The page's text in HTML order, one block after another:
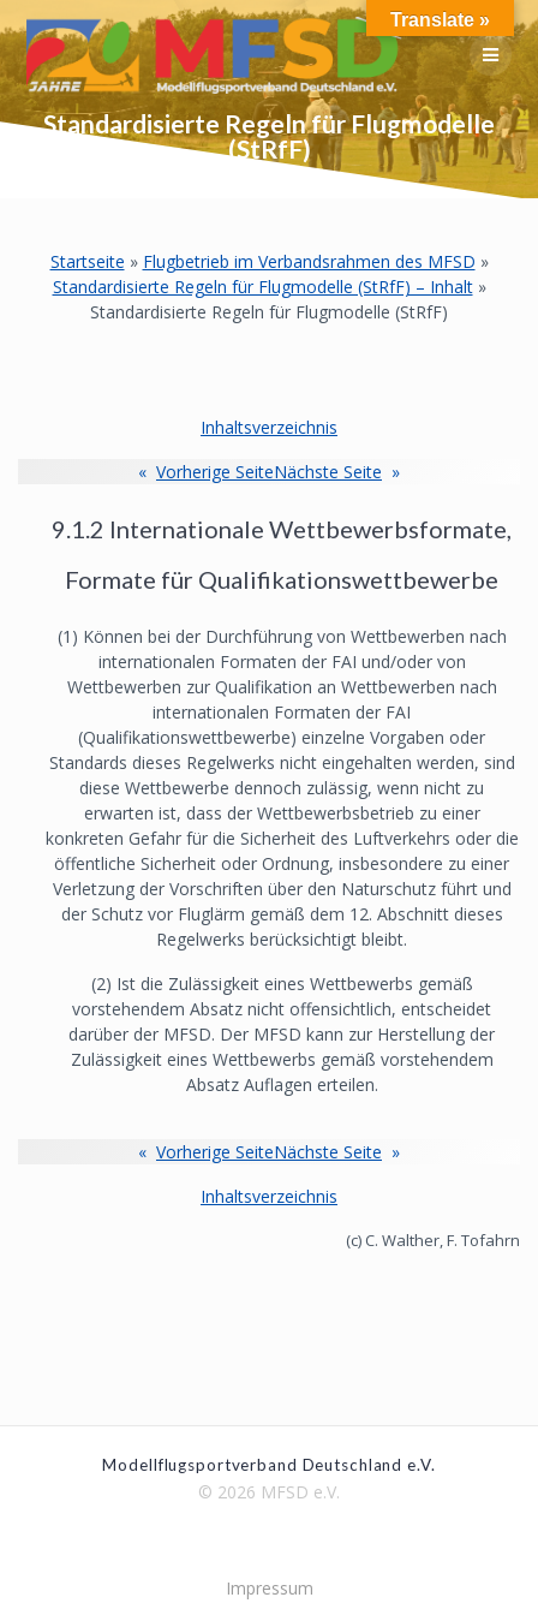
Skip
to
content
Standardisierte Regeln für Flugmodelle
(StRfF)
Startseite » Flugbetrieb im Verbandsrahmen des MFSD »
Standardisierte Regeln für Flugmodelle (StRfF) – Inhalt»
Standardisierte Regeln für Flugmodelle (StRfF)
Inhaltsverzeichnis
« Vorherige SeiteNächste Seite »
9.1.2 Internationale Wettbewerbsformate,
Formate für Qualifikationswettbewerbe
(1) Können bei der Durchführung von Wettbewerben nach
internationalen Formaten der FAI und/oder von
Wettbewerben zur Qualifikation an Wettbewerben nach
internationalen Formaten der FAI
(Qualifikationswettbewerbe) einzelne Vorgaben oder
Standards dieses Regelwerks nicht eingehalten werden, sind
diese Wettbewerbe dennoch zulässig, wenn nicht zu
erwarten ist, dass der Wettbewerbsbetrieb zu einer
konkreten Gefahr für die Sicherheit des Luftverkehrs oder die
öffentliche Sicherheit oder Ordnung, insbesondere zu einer
Verletzung der Vorschriften über den Naturschutz führt und
der Schutz vor Fluglärm gemäß dem 12. Abschnitt dieses
Regelwerks berücksichtigt bleibt.
(2) Ist die Zulässigkeit eines Wettbewerbs gemäß
vorstehendem Absatz nicht offensichtlich, entscheidet
darüber der MFSD. Der MFSD kann zur Herstellung der
Zulässigkeit eines Wettbewerbs gemäß vorstehendem
Absatz Auflagen erteilen.
« Vorherige SeiteNächste Seite »
Inhaltsverzeichnis
(c) C. Walther, F. Tofahrn
Modellflugsportverband Deutschland e.V.
© 2026 MFSD e.V.
Impressum
Translate »